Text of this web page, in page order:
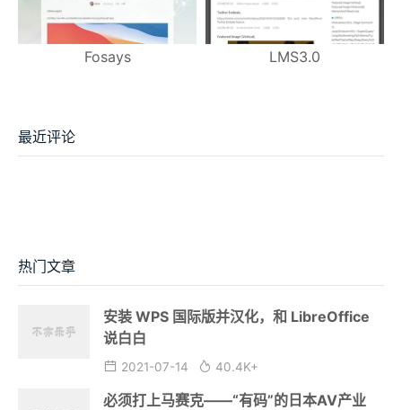
Fosays LMS3.0
最近评论
热门文章
安装 WPS 国际版并汉化，和 LibreOffice
说白白
2021-07-14 40.4K+
必须打上马赛克——“有码”的日本AV产业